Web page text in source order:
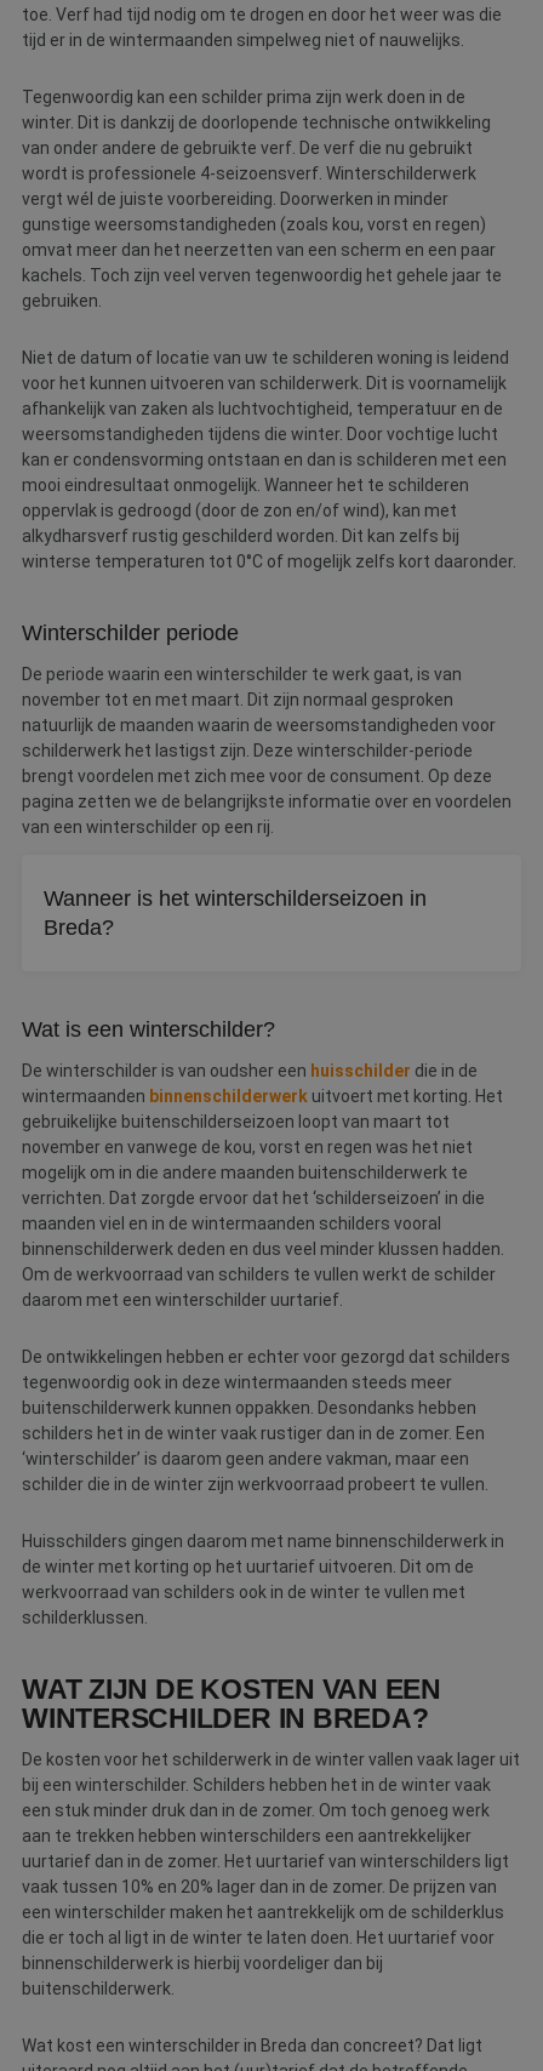
toe. Verf had tijd nodig om te drogen en door het weer was die
tijd er in de wintermaanden simpelweg niet of nauwelijks.
Tegenwoordig kan een schilder prima zijn werk doen in de
winter. Dit is dankzij de doorlopende technische ontwikkeling
van onder andere de gebruikte verf. De verf die nu gebruikt
wordt is professionele 4-seizoensverf. Winterschilderwerk
vergt wél de juiste voorbereiding. Doorwerken in minder
gunstige weersomstandigheden (zoals kou, vorst en regen)
omvat meer dan het neerzetten van een scherm en een paar
kachels. Toch zijn veel verven tegenwoordig het gehele jaar te
gebruiken.
Niet de datum of locatie van uw te schilderen woning is leidend
voor het kunnen uitvoeren van schilderwerk. Dit is voornamelijk
afhankelijk van zaken als luchtvochtigheid, temperatuur en de
weersomstandigheden tijdens die winter. Door vochtige lucht
kan er condensvorming ontstaan en dan is schilderen met een
mooi eindresultaat onmogelijk. Wanneer het te schilderen
oppervlak is gedroogd (door de zon en/of wind), kan met
alkydharsverf rustig geschilderd worden. Dit kan zelfs bij
winterse temperaturen tot 0°C of mogelijk zelfs kort daaronder.
Winterschilder periode
De periode waarin een winterschilder te werk gaat, is van
november tot en met maart. Dit zijn normaal gesproken
natuurlijk de maanden waarin de weersomstandigheden voor
schilderwerk het lastigst zijn. Deze winterschilder-periode
brengt voordelen met zich mee voor de consument. Op deze
pagina zetten we de belangrijkste informatie over en voordelen
van een winterschilder op een rij.
Wanneer is het winterschilderseizoen in
Breda?
met name binnenschilderwerk.
Wat is een winterschilder?
De winterschilder is van oudsher een huisschilder die in de
wintermaanden binnenschilderwerk uitvoert met korting. Het
gebruikelijke buitenschilderseizoen loopt van maart tot
november en vanwege de kou, vorst en regen was het niet
mogelijk om in die andere maanden buitenschilderwerk te
verrichten. Dat zorgde ervoor dat het ‘schilderseizoen’ in die
maanden viel en in de wintermaanden schilders vooral
binnenschilderwerk deden en dus veel minder klussen hadden.
Om de werkvoorraad van schilders te vullen werkt de schilder
daarom met een winterschilder uurtarief.
De ontwikkelingen hebben er echter voor gezorgd dat schilders
tegenwoordig ook in deze wintermaanden steeds meer
buitenschilderwerk kunnen oppakken. Desondanks hebben
schilders het in de winter vaak rustiger dan in de zomer. Een
‘winterschilder’ is daarom geen andere vakman, maar een
schilder die in de winter zijn werkvoorraad probeert te vullen.
Huisschilders gingen daarom met name binnenschilderwerk in
de winter met korting op het uurtarief uitvoeren. Dit om de
werkvoorraad van schilders ook in de winter te vullen met
schilderklussen.
WAT ZIJN DE KOSTEN VAN EEN
WINTERSCHILDER IN BREDA?
De kosten voor het schilderwerk in de winter vallen vaak lager uit
bij een winterschilder. Schilders hebben het in de winter vaak
een stuk minder druk dan in de zomer. Om toch genoeg werk
aan te trekken hebben winterschilders een aantrekkelijker
uurtarief dan in de zomer. Het uurtarief van winterschilders ligt
vaak tussen 10% en 20% lager dan in de zomer. De prijzen van
een winterschilder maken het aantrekkelijk om de schilderklus
die er toch al ligt in de winter te laten doen. Het uurtarief voor
binnenschilderwerk is hierbij voordeliger dan bij
buitenschilderwerk.
Wat kost een winterschilder in Breda dan concreet? Dat ligt